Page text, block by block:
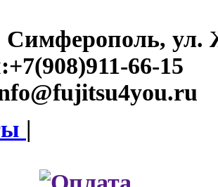
Симферополь, ул.
+7(908)911-66-15
|